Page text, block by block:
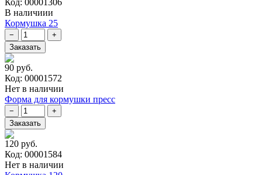
Код: 00001306
В наличиии
Кормушка 25
90 руб.
Код: 00001572
Нет в наличии
Форма для кормушки пресс
120 руб.
Код: 00001584
Нет в наличии